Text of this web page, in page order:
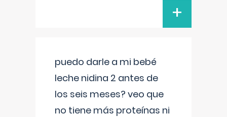
+
puedo darle a mi bebé
leche nidina 2 antes de
los seis meses? veo que
no tiene más proteínas ni